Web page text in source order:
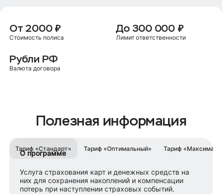
От 2000 ₽
Стоимость полиса
До 300 000 ₽
Лимит ответственности
Рубли РФ
Валюта договора
Полезная информация
Тариф «Стандарт» Тариф «Оптимальный» Тариф
О программе
Услуга страхования карт и денежных средств на
них для сохранения накоплений и компенсации
потерь при наступлении страховых событий.